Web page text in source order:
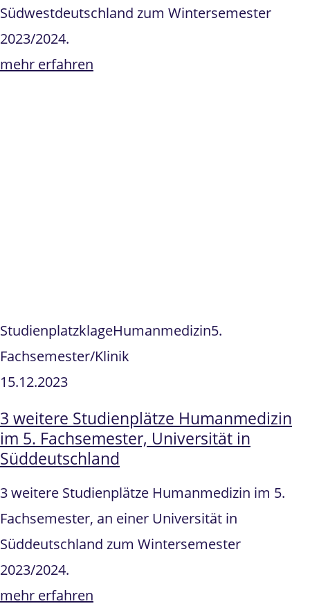
Südwestdeutschland zum Wintersemester
2023/2024.
mehr erfahren
StudienplatzklageHumanmedizin5.
Fachsemester/Klinik
15.12.2023
3 weitere Studienplätze Humanmedizin
im 5. Fachsemester, Universität in
Süddeutschland
3 weitere Studienplätze Humanmedizin im 5.
Fachsemester, an einer Universität in
Süddeutschland zum Wintersemester
2023/2024.
mehr erfahren